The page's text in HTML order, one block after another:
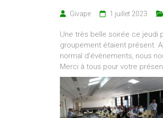
Givape 1 juillet 2023
Une très belle soirée ce jeudi
groupement étaient présent.
normal d’évènements, nous
Merci à tous pour votre